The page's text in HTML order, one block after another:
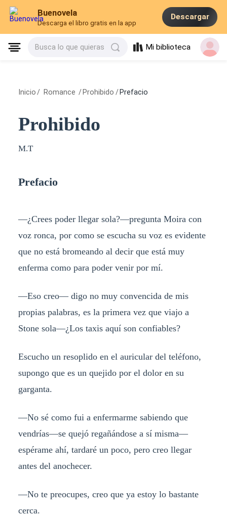
Buenovela
Descarga el libro gratis en la app
Descargar
Busca lo que quieras Mi biblioteca
Inicio / Romance / Prohibido / Prefacio
Prohibido
M.T
Prefacio
—¿Crees poder llegar sola?—pregunta Moira con
voz ronca, por como se escucha su voz es evidente
que no está bromeando al decir que está muy
enferma como para poder venir por mí.
—Eso creo— digo no muy convencida de mis
propias palabras, es la primera vez que viajo a
Stone sola—¿Los taxis aquí son confiables?
Escucho un resoplido en el auricular del teléfono,
supongo que es un quejido por el dolor en su
garganta.
—No sé como fui a enfermarme sabiendo que
vendrías—se quejó regañándose a sí misma—
espérame ahí, tardaré un poco, pero creo llegar
antes del anochecer.
—No te preocupes, creo que ya estoy lo bastante
cerca.